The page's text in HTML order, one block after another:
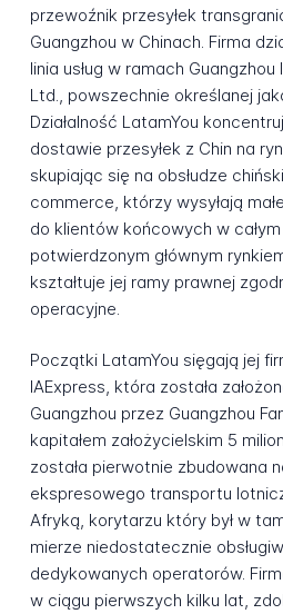
przewoźnik przesyłek
Guangzhou w Chinach. Firma
linia usług w ramach Guangzhou
Ltd., powszechnie określanej
Działalność LatamYou
dostawie przesyłek z Chin na
skupiając się na obsłudze
commerce, którzy wysyłają
do klientów końcowych w
potwierdzonym głównym
kształtuje jej ramy prawnej
operacyjne.
Początki LatamYou sięgają jej
IAExpress, która została
Guangzhou przez Guangzhou
kapitałem założycielskim 5
została pierwotnie zbudowana
ekspresowego transportu
Afryką, korytarzu który był w
mierze niedostatecznie
dedykowanych operatorów.
w ciągu pierwszych kilku lat,